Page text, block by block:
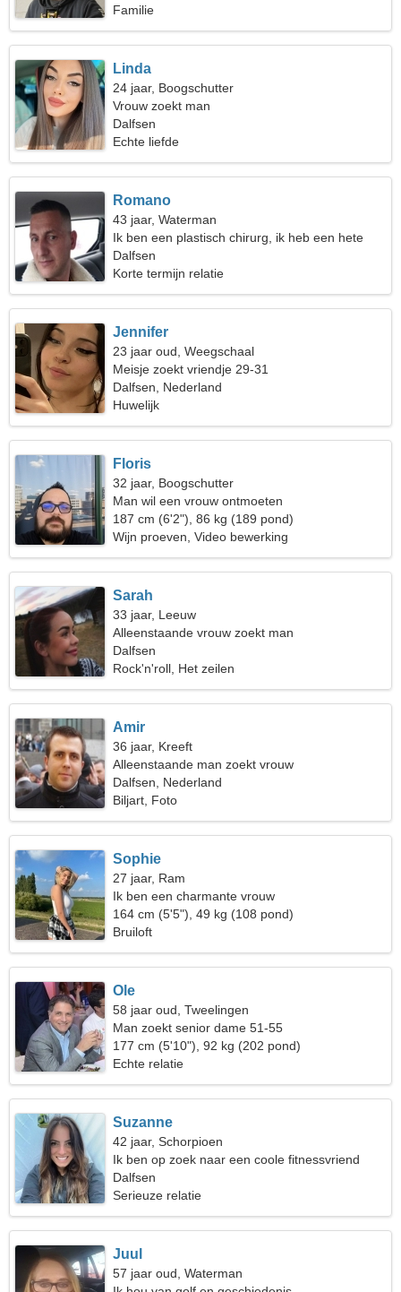
Familie
Linda
24 jaar, Boogschutter
Vrouw zoekt man
Dalfsen
Echte liefde
Romano
43 jaar, Waterman
Ik ben een plastisch chirurg, ik heb een hete
vrouw nodig
Dalfsen
Korte termijn relatie
Jennifer
23 jaar oud, Weegschaal
Meisje zoekt vriendje 29-31
Dalfsen, Nederland
Huwelijk
Floris
32 jaar, Boogschutter
Man wil een vrouw ontmoeten
187 cm (6'2"), 86 kg (189 pond)
Wijn proeven, Video bewerking
Sarah
33 jaar, Leeuw
Alleenstaande vrouw zoekt man
Dalfsen
Rock'n'roll, Het zeilen
Amir
36 jaar, Kreeft
Alleenstaande man zoekt vrouw
Dalfsen, Nederland
Biljart, Foto
Sophie
27 jaar, Ram
Ik ben een charmante vrouw
164 cm (5'5"), 49 kg (108 pond)
Bruiloft
Ole
58 jaar oud, Tweelingen
Man zoekt senior dame 51-55
177 cm (5'10"), 92 kg (202 pond)
Echte relatie
Suzanne
42 jaar, Schorpioen
Ik ben op zoek naar een coole fitnessvriend
Dalfsen
Serieuze relatie
Juul
57 jaar oud, Waterman